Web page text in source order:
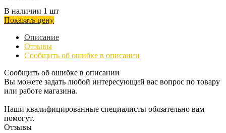
В наличии 1 шт
Показать цену
Описание
Отзывы
Сообщить об ошибке в описании
Сообщить об ошибке в описании
Вы можете задать любой интересующий вас вопрос по товару
или работе магазина.
Наши квалифицированные специалисты обязательно вам
помогут.
Отзывы